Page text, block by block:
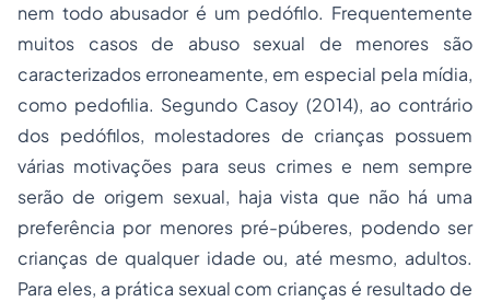
nem todo abusador é um pedófilo. Frequentemente
muitos casos de abuso sexual de menores são
caracterizados erroneamente, em especial pela mídia,
como pedofilia. Segundo Casoy (2014), ao contrário
dos pedófilos, molestadores de crianças possuem
várias motivações para seus crimes e nem sempre
serão de origem sexual, haja vista que não há uma
preferência por menores pré-púberes, podendo ser
crianças de qualquer idade ou, até mesmo, adultos.
Para eles, a prática sexual com crianças é resultado de